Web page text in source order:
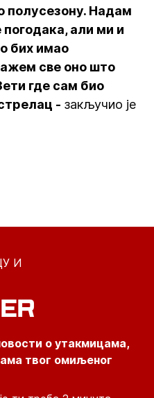
полусезону. Надам
али ми и
бих имао
све оно што
где сам био
- закључио је
И
о утакмицама,
твог омиљеног